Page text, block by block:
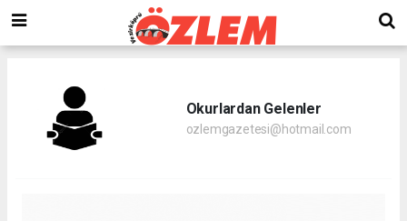
Okurlardan Gelenler
ozlemgazetesi@hotmail.com